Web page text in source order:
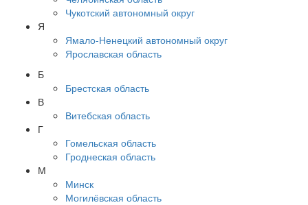
Чукотский автономный округ
Я
Ямало-Ненецкий автономный округ
Ярославская область
Б
Брестская область
В
Витебская область
Г
Гомельская область
Гроднеская область
М
Минск
Могилёвская область